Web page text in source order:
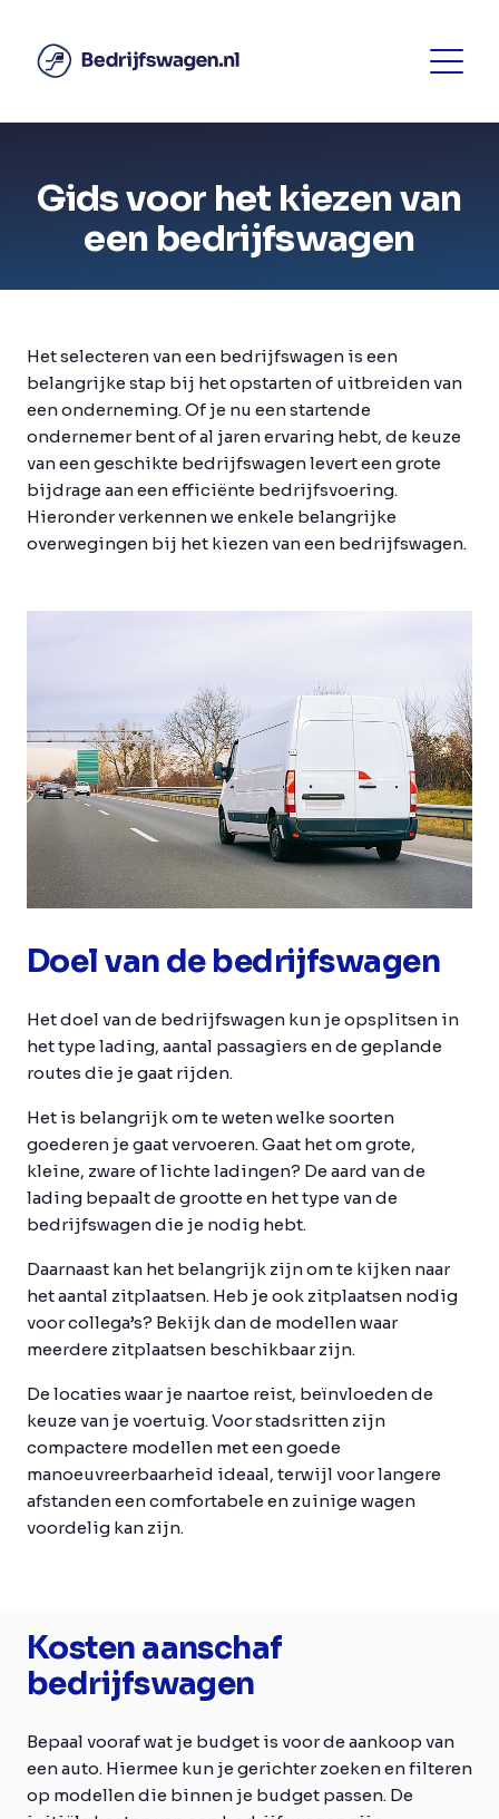
Gids voor het kiezen van
een bedrijfswagen
Het selecteren van een bedrijfswagen is een
belangrijke stap bij het opstarten of uitbreiden van
een onderneming. Of je nu een startende
ondernemer bent of al jaren ervaring hebt, de keuze
van een geschikte bedrijfswagen levert een grote
bijdrage aan een efficiënte bedrijfsvoering.
Hieronder verkennen we enkele belangrijke
overwegingen bij het kiezen van een bedrijfswagen.
Doel van de bedrijfswagen
Het doel van de bedrijfswagen kun je opsplitsen in
het type lading, aantal passagiers en de geplande
routes die je gaat rijden.
Het is belangrijk om te weten welke soorten
goederen je gaat vervoeren. Gaat het om grote,
kleine, zware of lichte ladingen? De aard van de
lading bepaalt de grootte en het type van de
bedrijfswagen die je nodig hebt.
Daarnaast kan het belangrijk zijn om te kijken naar
het aantal zitplaatsen. Heb je ook zitplaatsen nodig
voor collega’s? Bekijk dan de modellen waar
meerdere zitplaatsen beschikbaar zijn.
De locaties waar je naartoe reist, beïnvloeden de
keuze van je voertuig. Voor stadsritten zijn
compactere modellen met een goede
manoeuvreerbaarheid ideaal, terwijl voor langere
afstanden een comfortabele en zuinige wagen
voordelig kan zijn.
Kosten aanschaf
bedrijfswagen
Bepaal vooraf wat je budget is voor de aankoop van
een auto. Hiermee kun je gerichter zoeken en filteren
op modellen die binnen je budget passen. De